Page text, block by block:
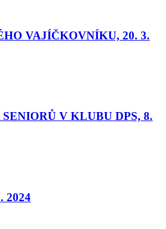
VAJÍČKOVNÍKU, 20. 3.
V KLUBU DPS, 8.
2024